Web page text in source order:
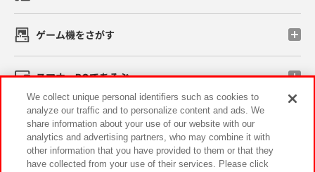
ゲーム機をさがす
スマホ・PCであそぶ
イベント・キャンペーン
We collect unique personal identifiers such as cookies to
analyze our traffic and to personalize content and ads. We
share information about your use of our website with our
analytics and advertising partners, who may combine it with
other information that you have provided to them or that they
have collected from your use of their services. Please click